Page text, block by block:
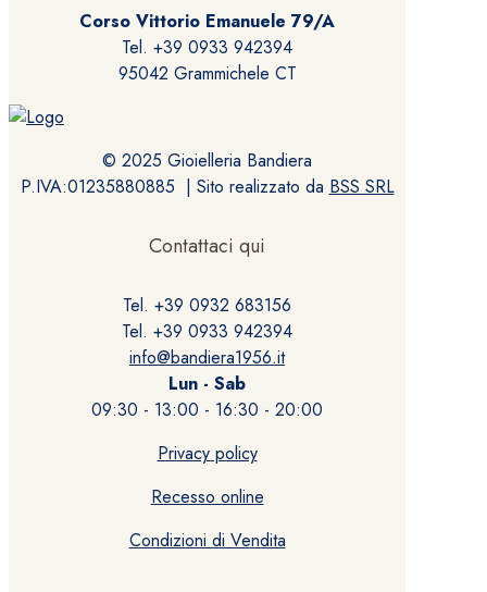
Corso Vittorio Emanuele 79/A
Tel. +39 0933 942394
95042 Grammichele CT
© 2025 Gioielleria Bandiera
P.IVA:01235880885 | Sito realizzato da BSS SRL
Contattaci qui
Tel. +39 0932 683156
Tel. +39 0933 942394
info@bandiera1956.it
Lun - Sab
09:30 - 13:00 - 16:30 - 20:00
Privacy policy
Recesso online
Condizioni di Vendita